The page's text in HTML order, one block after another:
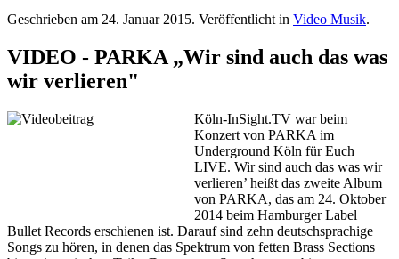
Geschrieben am 24. Januar 2015. Veröffentlicht in Video Musik.
VIDEO - PARKA „Wir sind auch das was
wir verlieren"
Köln-InSight.TV war beim
Konzert von PARKA im
Underground Köln für Euch
LIVE. Wir sind auch das was wir
verlieren’ heißt das zweite Album
von PARKA, das am 24. Oktober
2014 beim Hamburger Label
Bullet Records erschienen ist. Darauf sind zehn deutschsprachige
Songs zu hören, in denen das Spektrum von fetten Brass Sections